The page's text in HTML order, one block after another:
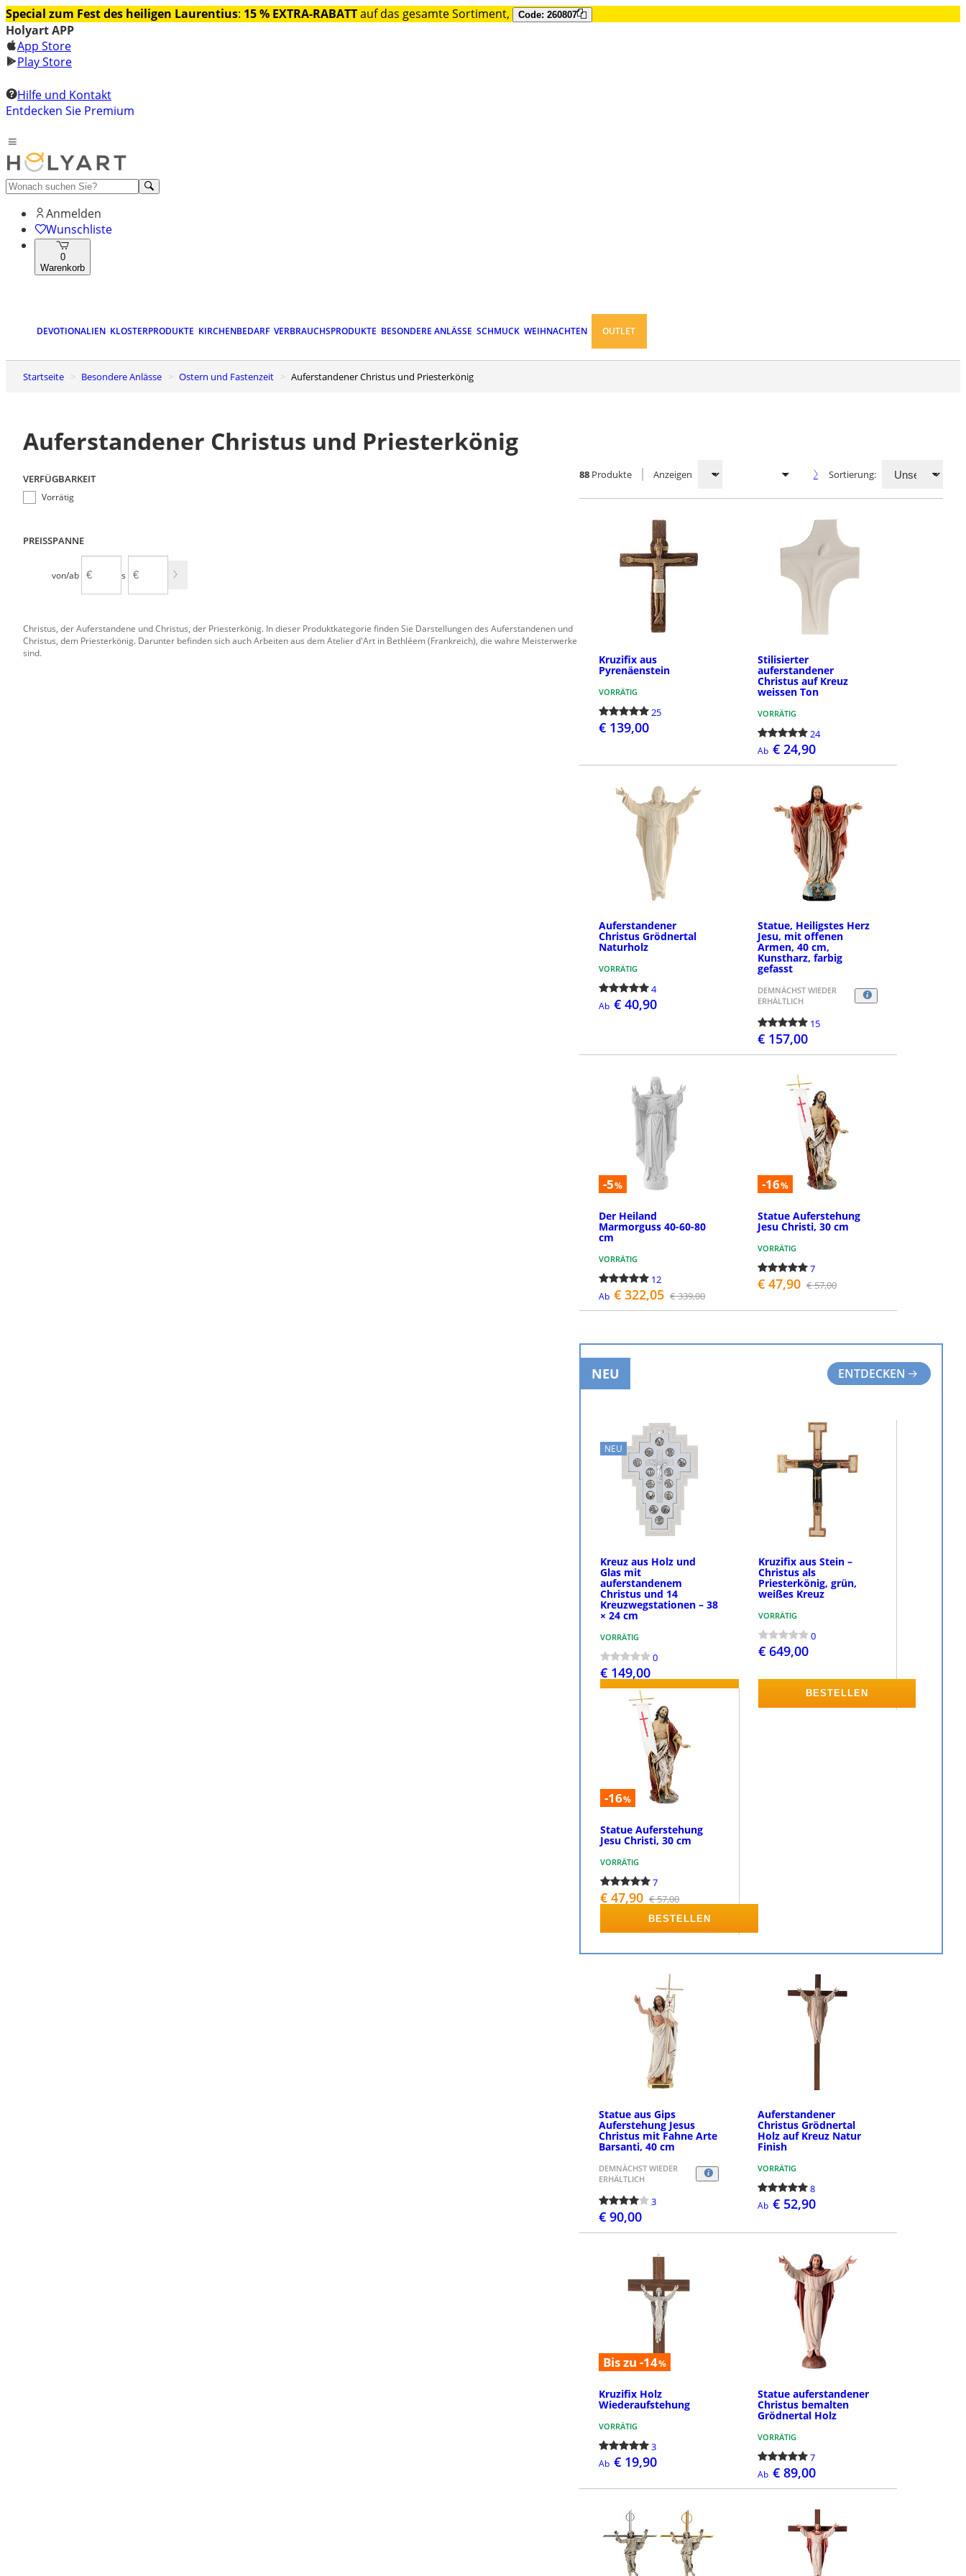
Special zum Fest des heiligen Laurentius: 15 % EXTRA-RABATTauf das gesamte Sortiment, Code: 260807
Holyart APP
App Store
Play Store
Hilfe und Kontakt
Entdecken Sie Premium
Anmelden
Wunschliste
0
Warenkorb
DEVOTIONALIEN KLOSTERPRODUKTE KIRCHENBEDARF VERBRAUCHSPRODUKTE BESONDERE ANLÄSSE SCHMUCK WEIHNACHTEN OUTLET
Startseite Besondere Anlässe Ostern und Fastenzeit Auferstandener Christus und Priesterkönig
Auferstandener Christus und Priesterkönig
VERFÜGBARKEIT
Vorrätig
PREISSPANNE
von/ab bis
Christus, der Auferstandene und Christus, der Priesterkönig. In dieser Produktkategorie finden Sie Darstellungen des Auferstandenen und
Christus, dem Priesterkönig. Darunter befinden sich auch Arbeiten aus dem Atelier d'Art in Bethléem (Frankreich), die wahre Meisterwerke
sind.
88 Produkte Anzeigen Sortierung:
Kruzifix aus
Pyrenäenstein
VORRÄTIG
25
€ 139,00
Stilisierter
auferstandener
Christus auf Kreuz
weissen Ton
VORRÄTIG
24
Ab € 24,90
Auferstandener
Christus Grödnertal
Naturholz
VORRÄTIG
4
Ab € 40,90
Statue, Heiligstes Herz
Jesu, mit offenen
Armen, 40 cm,
Kunstharz, farbig
gefasst
DEMNÄCHST WIEDER
ERHÄLTLICH
15
€ 157,00
-5%
Der Heiland
Marmorguss 40-60-80
cm
VORRÄTIG
12
Ab € 322,05 € 339,00
-16%
Statue Auferstehung
Jesu Christi, 30 cm
VORRÄTIG
7
€ 47,90 € 57,00
NEU ENTDECKEN
NEU
Kreuz aus Holz und
Glas mit
auferstandenem
Christus und 14
Kreuzwegstationen – 38
× 24 cm
VORRÄTIG
0
€ 149,00
Kruzifix aus Stein –
Christus als
Priesterkönig, grün,
weißes Kreuz
VORRÄTIG
0
€ 649,00
BESTELLEN
-16%
Statue Auferstehung
Jesu Christi, 30 cm
VORRÄTIG
7
€ 47,90 € 57,00
BESTELLEN
Statue aus Gips
Auferstehung Jesus
Christus mit Fahne Arte
Barsanti, 40 cm
DEMNÄCHST WIEDER
ERHÄLTLICH
3
€ 90,00
Auferstandener
Christus Grödnertal
Holz auf Kreuz Natur
Finish
VORRÄTIG
8
Ab € 52,90
Bis zu -14%
Kruzifix Holz
Wiederaufstehung
VORRÄTIG
3
Ab € 19,90
Statue auferstandener
Christus bemalten
Grödnertal Holz
VORRÄTIG
7
Ab € 89,00